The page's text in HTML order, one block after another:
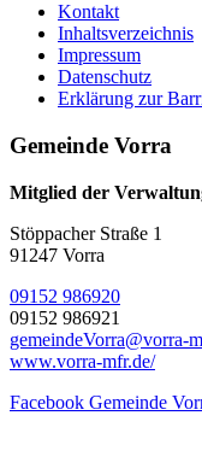
Kontakt
Inhaltsverzeichnis
Impressum
Datenschutz
Erklärung zur
Gemeinde Vorra
Mitglied der
Stöppacher Straße 1
91247 Vorra
09152 986920
09152 986921
gemeindeVorra@vorra-
www.vorra-mfr.de/
Facebook Gemeinde